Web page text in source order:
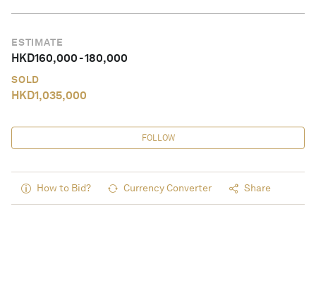
ESTIMATE
HKD160,000-180,000
SOLD
HKD1,035,000
FOLLOW
How to Bid? Currency Converter Share